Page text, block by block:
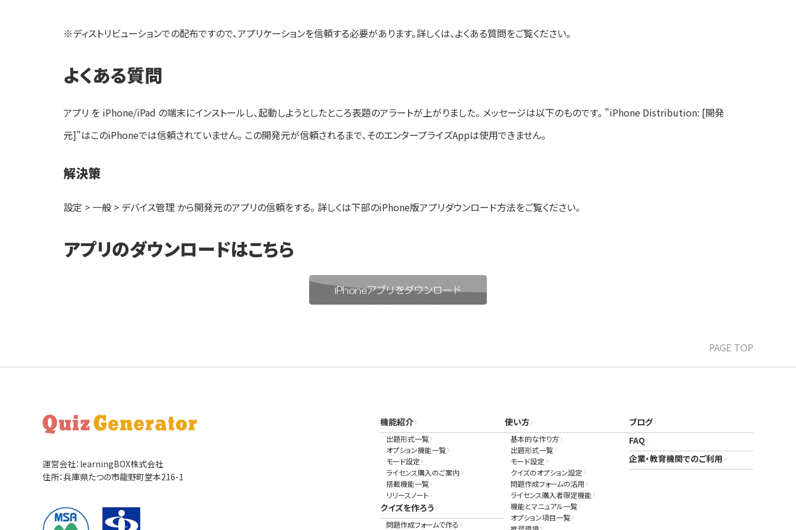
※ディストリビューションでの配布ですので、アプリケーションを信頼する必要があります。詳しくは、よくある質問をご覧ください。
よくある質問
アプリ を iPhone/iPad の端末にインストールし、起動しようとしたところ表題のアラートが上がりました。 メッセージは以下のものです。 "iPhone Distribution: [開発
元]"はこのiPhoneでは信頼されていません。 この開発元が信頼されるまで、そのエンタープライズAppは使用できません。
解決策
設定 > 一般 > デバイス管理 から開発元のアプリの信頼をする。 詳しくは下部のiPhone版アプリダウンロード方法をご覧ください。
アプリのダウンロードはこちら
PAGE TOP
運営会社：learningBOX株式会社
住所：兵庫県たつの市龍野町堂本216-1
機能紹介
出題形式一覧
オプション機能一覧
モード設定
ライセンス購入のご案内
搭載機能一覧
リリースノート
クイズを作ろう
問題作成フォームで作る
使い方
基本的な作り方
出題形式一覧
モード設定
クイズのオプション設定
問題作成フォームの活用
ライセンス購入者限定機能
機能とマニュアル一覧
オプション項目一覧
ブログ
FAQ
企業・教育機関でのご利用